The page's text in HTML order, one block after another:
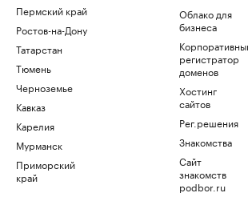
Пермский край
Ростов-на-Дону
Татарстан
Тюмень
Черноземье
Кавказ
Карелия
Мурманск
Приморский
край
Облако для
бизнеса
регистратор
доменов
Хостинг
сайтов
Рег.решения
Знакомства
Сайт
знакомств
podbor.ru